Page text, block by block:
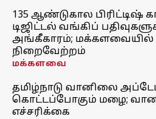
135 ஆண்டுகால பிரிட்டிஷ்
டிஜிட்டல் வங்கிப்
அங்கீகாரம்; மக்களவையில்
நிறைவேற்றம்
மக்களவை
தமிழ்நாடு வானிலை
கொட்டப்போகும் மழை;
எச்சரிக்கை